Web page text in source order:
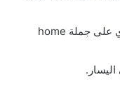
نقوم بالضغط من خلال الشريط العلوي على جملة home